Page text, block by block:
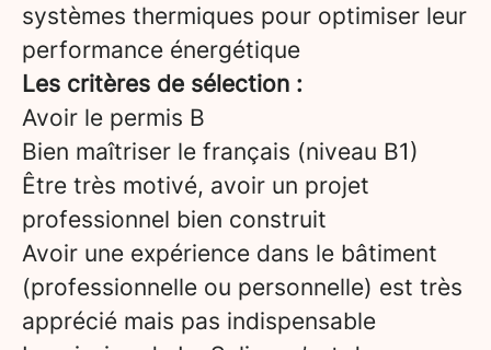
systèmes thermiques pour optimiser leur
performance énergétique
Les critères de sélection :
Avoir le permis B
Bien maîtriser le français (niveau B1)
Être très motivé, avoir un projet
professionnel bien construit
Avoir une expérience dans le bâtiment
(professionnelle ou personnelle) est très
apprécié mais pas indispensable